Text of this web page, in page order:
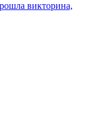
викторина,